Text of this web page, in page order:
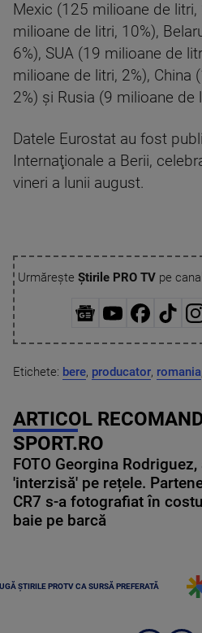
Mexic (125 milioane de litri,
milioane de litri, 10%),
6%), SUA (19 milioane de
milioane de litri, 2%), China
2%) şi Rusia (9 milioane de
Datele Eurostat au fost
Internaţionale a Berii,
vineri a lunii august.
Urmărește Știrile PRO TVpe
Etichete: bere, producator, romania
ARTICOL
SPORT.RO
FOTO Georgina
'interzisă' pe rețele.
CR7 s-a fotografiat în
baie pe barcă
ȘTIRILE PROTV CA SURSĂ PREFERATĂ